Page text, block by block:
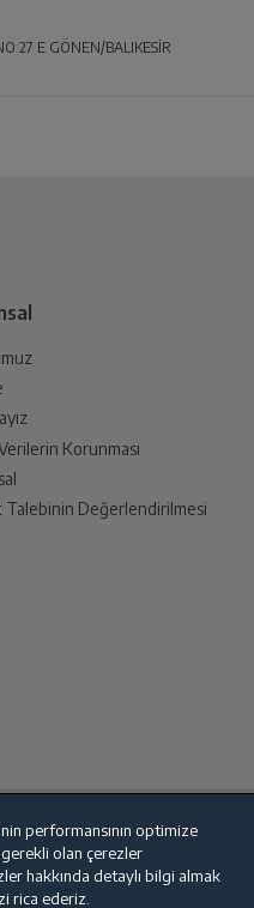
E GÖNEN/BALIKESİR
Korunması
Talebinin Değerlendirilmesi
performansının optimize
olan çerezler
hakkında detaylı bilgi almak
rica ederiz.